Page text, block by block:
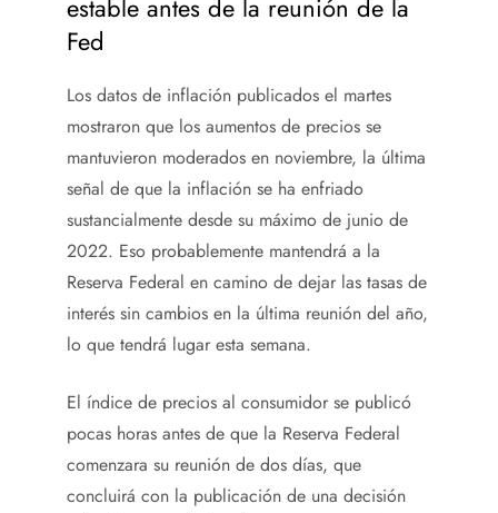
estable antes de la reunión de la
Fed
Los datos de inflación publicados el martes
mostraron que los aumentos de precios se
mantuvieron moderados en noviembre, la última
señal de que la inflación se ha enfriado
sustancialmente desde su máximo de junio de
2022. Eso probablemente mantendrá a la
Reserva Federal en camino de dejar las tasas de
interés sin cambios en la última reunión del año,
lo que tendrá lugar esta semana.
El índice de precios al consumidor se publicó
pocas horas antes de que la Reserva Federal
comenzara su reunión de dos días, que
concluirá con la publicación de una decisión